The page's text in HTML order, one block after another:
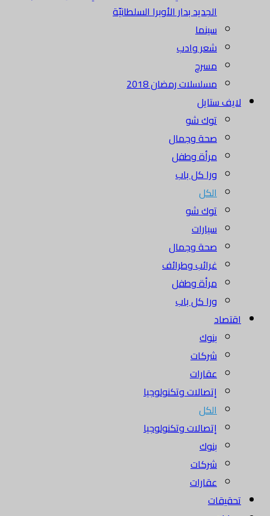
الجديد بدار الأوبرا السلطانيّة
سينما
شعر وادب
مسرح
مسلسلات رمضان 2018
لايف ستايل
توك شو
صحة وجمال
مرأة وطفل
ورا كل باب
الكل
توك شو
سيارات
صحة وجمال
غرائب وطرائف
مرأة وطفل
ورا كل باب
اقتصاد
بنوك
شركات
عقارات
إتصالات وتكنولوجيا
الكل
إتصالات وتكنولوجيا
بنوك
شركات
عقارات
تحقيقات